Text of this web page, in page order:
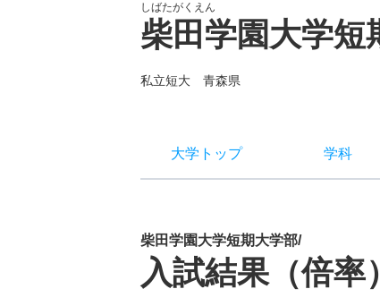
しばたがくえん
柴田学園大学短
私立短大 青森県
大学トップ 学科
柴田学園大学短期大学部/
入試結果（倍率）